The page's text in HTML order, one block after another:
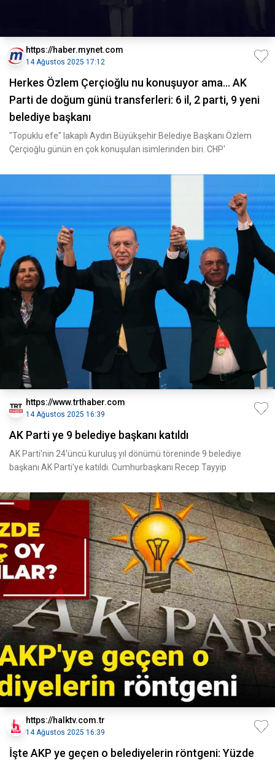
https://haber.mynet.com
14 Ağustos 2025 17:12
Herkes Özlem Çerçioğlu nu konuşuyor ama... AK
Parti de doğum günü transferleri: 6 il, 2 parti, 9 yeni
belediye başkanı
"Topuklu efe" lakaplı Aydın Büyükşehir Belediye Başkanı Özlem
Çerçioğlu günün en çok konuşulan isimlerinden biri. CHP'
https://www.trthaber.com
14 Ağustos 2025 16:39
AK Parti ye 9 belediye başkanı katıldı
AK Parti'nin 24'üncü kuruluş yıl dönümü töreninde 9 belediye
başkanı AK Parti'ye katıldı. Cumhurbaşkanı Recep Tayyip
https://halktv.com.tr
14 Ağustos 2025 16:39
İşte AKP ye geçen o belediyelerin röntgeni: Yüzde